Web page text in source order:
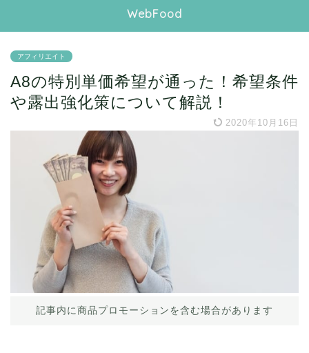
WebFood
アフィリエイト
A8の特別単価希望が通った！希望条件
や露出強化策について解説！
2020年10月16日
記事内に商品プロモーションを含む場合があります